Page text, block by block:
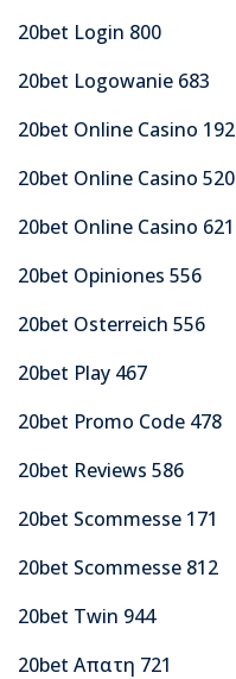
20bet Login 800
20bet Logowanie 683
20bet Online Casino 192
20bet Online Casino 520
20bet Online Casino 621
20bet Opiniones 556
20bet Osterreich 556
20bet Play 467
20bet Promo Code 478
20bet Reviews 586
20bet Scommesse 171
20bet Scommesse 812
20bet Twin 944
20bet Απατη 721